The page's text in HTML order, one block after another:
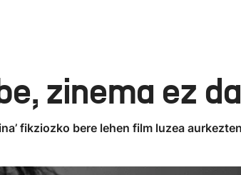
zinema ez
fikziozko bere lehen film luzea